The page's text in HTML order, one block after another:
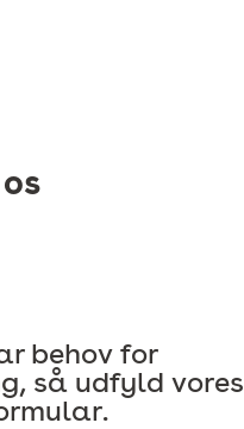
behov for
så udfyld vores